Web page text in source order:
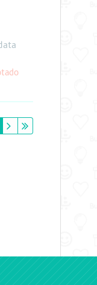
próximo